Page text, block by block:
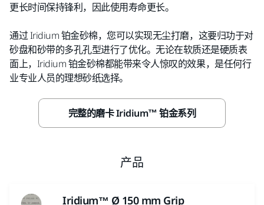
更长时间保持锋利，因此使用寿命更长。
通过 Iridium 铂金砂棉，您可以实现无尘打磨，这要归功于对
砂盘和砂带的多孔孔型进行了优化。无论在软质还是硬质表
面上，Iridium 铂金砂棉都能带来令人惊叹的效果，是任何行
业专业人员的理想砂纸选择。
完整的磨卡 Iridium™ 铂金系列
产品
Iridium™ Ø 150 mm Grip